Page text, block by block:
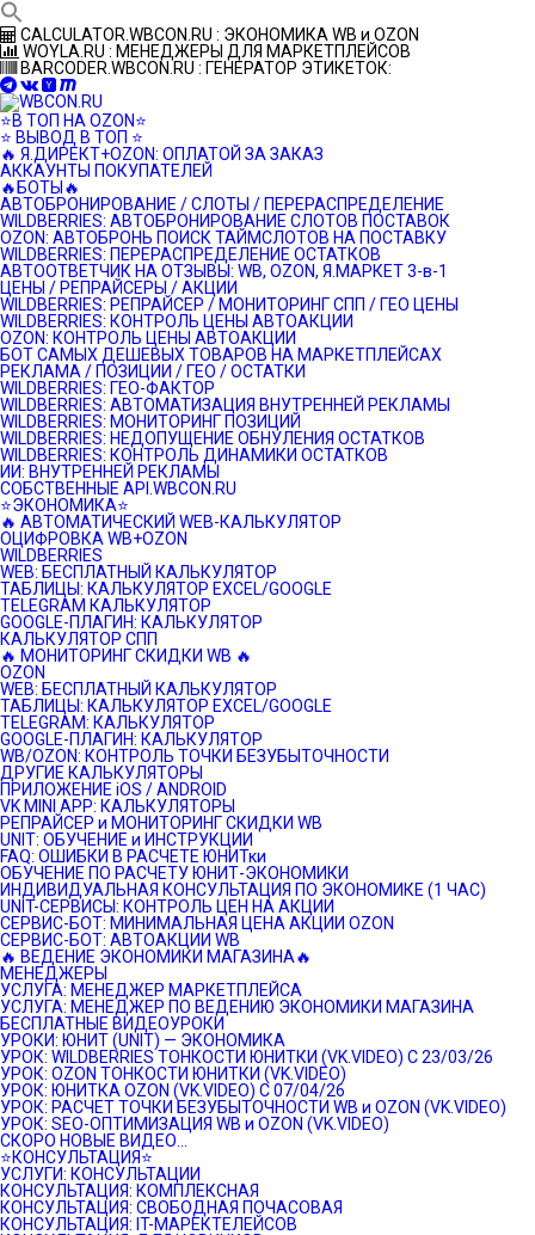
Перейти
к
контенту
CALCULATOR.WBCON.RU : ЭКОНОМИКА WB и OZON
WOYLA.RU : МЕНЕДЖЕРЫ ДЛЯ МАРКЕТПЛЕЙСОВ
BARCODER.WBCON.RU : ГЕНЕРАТОР ЭТИКЕТОК:
⭐️В ТОП НА OZON⭐️
⭐️ ВЫВОД В ТОП ⭐️
🔥 Я.ДИРЕКТ+OZON: ОПЛАТОЙ ЗА ЗАКАЗ
АККАУНТЫ ПОКУПАТЕЛЕЙ
🔥БОТЫ🔥
АВТОБРОНИРОВАНИЕ / СЛОТЫ / ПЕРЕРАСПРЕДЕЛЕНИЕ
WILDBERRIES: АВТОБРОНИРОВАНИЕ СЛОТОВ ПОСТАВОК
OZON: АВТОБРОНЬ ПОИСК ТАЙМСЛОТОВ НА ПОСТАВКУ
WILDBERRIES: ПЕРЕРАСПРЕДЕЛЕНИЕ ОСТАТКОВ
АВТООТВЕТЧИК НА ОТЗЫВЫ: WB, OZON, Я.МАРКЕТ 3-в-1
ЦЕНЫ / РЕПРАЙСЕРЫ / АКЦИИ
WILDBERRIES: РЕПРАЙСЕР / МОНИТОРИНГ СПП / ГЕО ЦЕНЫ
WILDBERRIES: КОНТРОЛЬ ЦЕНЫ АВТОАКЦИИ
OZON: КОНТРОЛЬ ЦЕНЫ АВТОАКЦИИ
БОТ САМЫХ ДЕШЕВЫХ ТОВАРОВ НА МАРКЕТПЛЕЙСАХ
РЕКЛАМА / ПОЗИЦИИ / ГЕО / ОСТАТКИ
WILDBERRIES: ГЕО-ФАКТОР
WILDBERRIES: АВТОМАТИЗАЦИЯ ВНУТРЕННЕЙ РЕКЛАМЫ
WILDBERRIES: МОНИТОРИНГ ПОЗИЦИЙ
WILDBERRIES: НЕДОПУЩЕНИЕ ОБНУЛЕНИЯ ОСТАТКОВ
WILDBERRIES: КОНТРОЛЬ ДИНАМИКИ ОСТАТКОВ
ИИ: ВНУТРЕННЕЙ РЕКЛАМЫ
СОБСТВЕННЫЕ API.WBCON.RU
⭐️ЭКОНОМИКА⭐️
🔥 АВТОМАТИЧЕСКИЙ WEB-КАЛЬКУЛЯТОР
ОЦИФРОВКА WB+OZON
WILDBERRIES
WEB: БЕСПЛАТНЫЙ КАЛЬКУЛЯТОР
ТАБЛИЦЫ: КАЛЬКУЛЯТОР EXCEL/GOOGLE
TELEGRAM КАЛЬКУЛЯТОР
GOOGLE-ПЛАГИН: КАЛЬКУЛЯТОР
КАЛЬКУЛЯТОР СПП
🔥 МОНИТОРИНГ СКИДКИ WB 🔥
OZON
WEB: БЕСПЛАТНЫЙ КАЛЬКУЛЯТОР
ТАБЛИЦЫ: КАЛЬКУЛЯТОР EXCEL/GOOGLE
TELEGRAM: КАЛЬКУЛЯТОР
GOOGLE-ПЛАГИН: КАЛЬКУЛЯТОР
WB/OZON: КОНТРОЛЬ ТОЧКИ БЕЗУБЫТОЧНОСТИ
ДРУГИЕ КАЛЬКУЛЯТОРЫ
ПРИЛОЖЕНИЕ iOS / ANDROID
VK MINI APP: КАЛЬКУЛЯТОРЫ
РЕПРАЙСЕР и МОНИТОРИНГ СКИДКИ WB
UNIT: ОБУЧЕНИЕ и ИНСТРУКЦИИ
FAQ: ОШИБКИ В РАСЧЕТЕ ЮНИТки
ОБУЧЕНИЕ ПО РАСЧЕТУ ЮНИТ-ЭКОНОМИКИ
ИНДИВИДУАЛЬНАЯ КОНСУЛЬТАЦИЯ ПО ЭКОНОМИКЕ (1 ЧАС)
UNIT-СЕРВИСЫ: КОНТРОЛЬ ЦЕН НА АКЦИИ
СЕРВИС-БОТ: МИНИМАЛЬНАЯ ЦЕНА АКЦИИ OZON
СЕРВИС-БОТ: АВТОАКЦИИ WB
🔥 ВЕДЕНИЕ ЭКОНОМИКИ МАГАЗИНА🔥
МЕНЕДЖЕРЫ
УСЛУГА: МЕНЕДЖЕР МАРКЕТПЛЕЙСА
УСЛУГА: МЕНЕДЖЕР ПО ВЕДЕНИЮ ЭКОНОМИКИ МАГАЗИНА
БЕСПЛАТНЫЕ ВИДЕОУРОКИ
УРОКИ: ЮНИТ (UNIT) — ЭКОНОМИКА
УРОК: WILDBERRIES ТОНКОСТИ ЮНИТКИ (VK.VIDEO) C 23/03/26
УРОК: OZON ТОНКОСТИ ЮНИТКИ (VK.VIDEO)
УРОК: ЮНИТКА OZON (VK.VIDEO) C 07/04/26
УРОК: РАСЧЕТ ТОЧКИ БЕЗУБЫТОЧНОСТИ WB и OZON (VK.VIDEO)
УРОК: SEO-ОПТИМИЗАЦИЯ WB и OZON (VK.VIDEO)
СКОРО НОВЫЕ ВИДЕО…
⭐️КОНСУЛЬТАЦИЯ⭐️
УСЛУГИ: КОНСУЛЬТАЦИИ
КОНСУЛЬТАЦИЯ: КОМПЛЕКСНАЯ
КОНСУЛЬТАЦИЯ: СВОБОДНАЯ ПОЧАСОВАЯ
КОНСУЛЬТАЦИЯ: IT-МАРЕКТЕЛЕЙСОВ